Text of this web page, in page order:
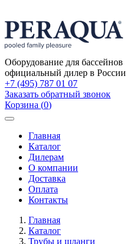
Оборудование для бассейнов
официальный дилер в России
+7 (495) 787 01 07
Заказать обратный звонок
Корзина (0)
Toggle
navigationГлавная
Каталог
Дилерам
О компании
Доставка
Оплата
Контакты
Главная
Каталог
Трубы и шланги